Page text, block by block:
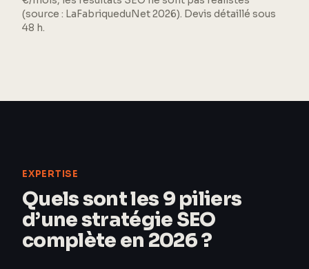
(source : LaFabriqueduNet 2026). Devis détaillé sous
48 h.
EXPERTISE
Quels sont les 9 piliers
d’une stratégie SEO
complète en 2026 ?